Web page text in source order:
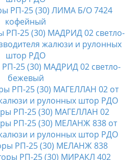
РП-25 (30) ЛИМА Б/О 7424
кофейный
25 (30) МАДРИД 02 светло-
бежевый
РП-25 (30) МАГЕЛЛАН 02
РП-25 (30) МЕЛАНЖ 838